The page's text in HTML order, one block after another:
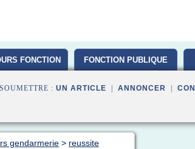
FONCTION
D ETAT 2016
FONCTION PUBLIQUE
: UN ARTICLE ANNONCER
gendarmerie > reussite